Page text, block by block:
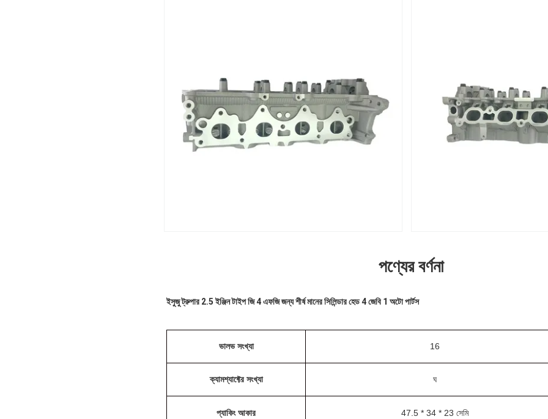
পণ্যের বর্ণনা
ইসুজু ট্রুপার 2.5 ইঞ্জিন টাইপ জি 4 এফজি জন্য শীর্ষ মানের সিলিন্ডার হেড 4 জেবি 1 অটো পার্টস
ভালভ সংখ্যা 16
ক্যামশ্যাফ্টের সংখ্যা ঘ
প্যাকিং আকার 47.5 * 34 * 23 সেমি